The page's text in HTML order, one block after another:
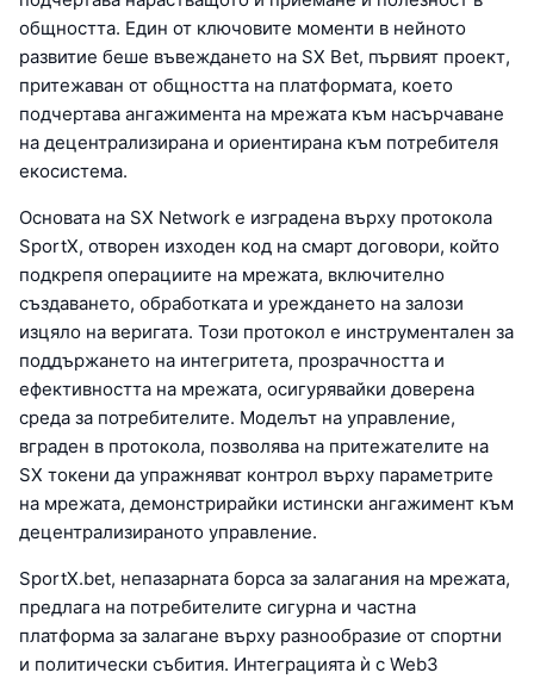
общността. Един от ключовите моменти в нейното
развитие беше въвеждането на SX Bet, първият проект,
притежаван от общността на платформата, което
подчертава ангажимента на мрежата към насърчаване
на децентрализирана и ориентирана към потребителя
екосистема.
Основата на SX Network е изградена върху протокола
SportX, отворен изходен код на смарт договори, който
подкрепя операциите на мрежата, включително
създаването, обработката и уреждането на залози
изцяло на веригата. Този протокол е инструментален за
поддържането на интегритета, прозрачността и
ефективността на мрежата, осигурявайки доверена
среда за потребителите. Моделът на управление,
вграден в протокола, позволява на притежателите на
SX токени да упражняват контрол върху параметрите
на мрежата, демонстрирайки истински ангажимент към
децентрализираното управление.
SportX.bet, непазарната борса за залагания на мрежата,
предлага на потребителите сигурна и частна
платформа за залагане върху разнообразие от спортни
и политически събития. Интеграцията ѝ с Web3